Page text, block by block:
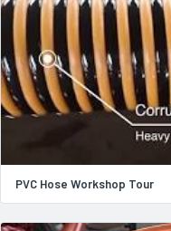
PVC Hose Workshop Tour